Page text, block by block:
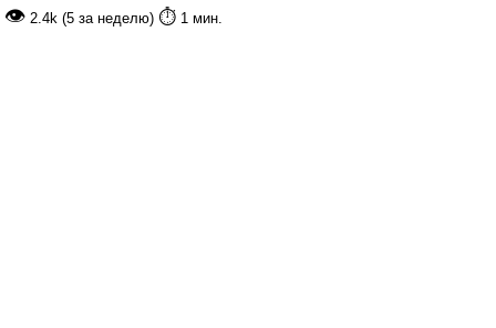
👁 2.4k (5 за неделю) ⏱️ 1 мин.